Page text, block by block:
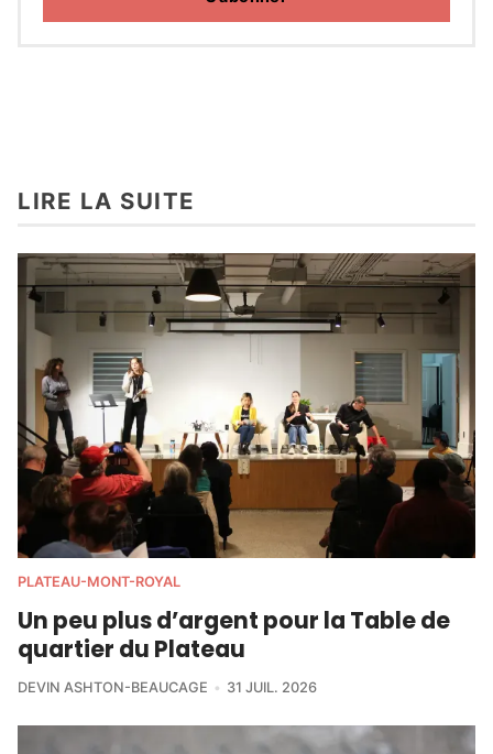
LIRE LA SUITE
PLATEAU-MONT-ROYAL
Un peu plus d’argent pour la Table de
quartier du Plateau
DEVIN ASHTON-BEAUCAGE 31 JUIL. 2026